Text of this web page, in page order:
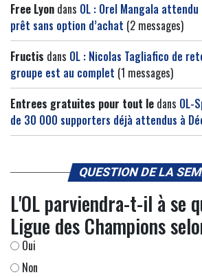
Free Lyon dans OL : Orel Mangala
prêt sans option d’achat (2 messages)
Fructis dans OL : Nicolas Tagliafico de
groupe est au complet (1 messages)
Entrees gratuites pour tout le dans OL-
de 30 000 supporters déjà attendus à
QUESTION DE LA
L'OL parviendra-t-il à se
Ligue des Champions
Oui
Non